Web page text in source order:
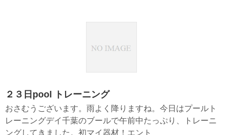
２３日pool トレーニング
おさむうございます。雨よく降りますね。今日はプールト
レーニングデイ千葉のブールで午前中たっぷり、トレーニ
ングしてきました。初マイ器材！エント